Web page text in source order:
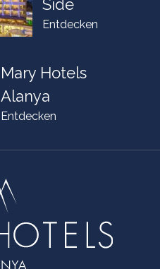
Side
Entdecken
Mary Hotels
Alanya
Entdecken